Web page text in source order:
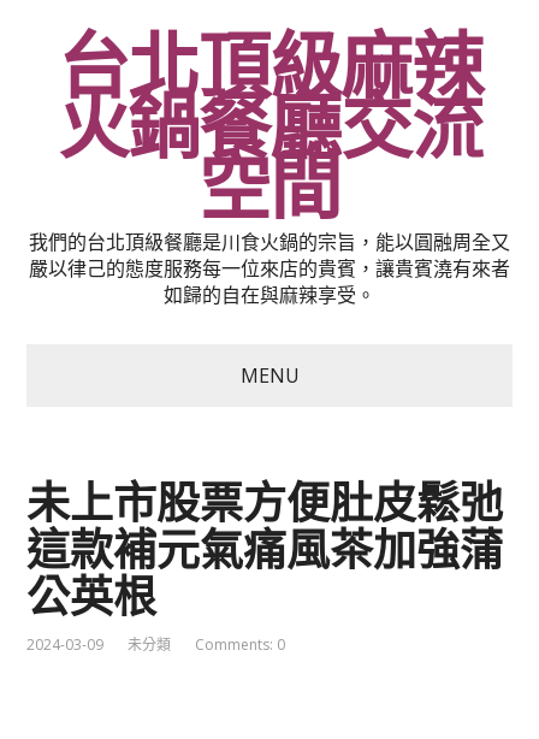
台北頂級麻辣
火鍋餐廳交流
空間
我們的台北頂級餐廳是川食火鍋的宗旨，能以圓融周全又
嚴以律己的態度服務每一位來店的貴賓，讓貴賓澆有來者
如歸的自在與麻辣享受。
MENU
未上市股票方便肚皮鬆弛
這款補元氣痛風茶加強蒲
公英根
2024-03-09 未分類 Comments: 0